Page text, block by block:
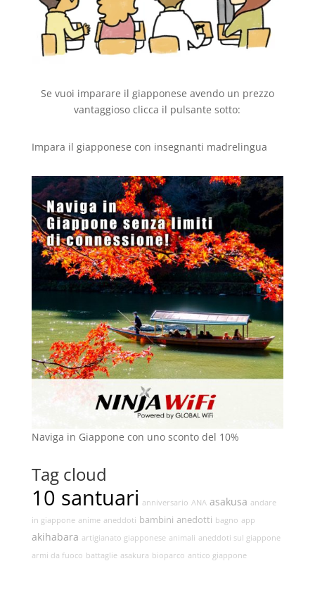
Se vuoi imparare il giapponese avendo un prezzo
vantaggioso clicca il pulsante sotto:
Impara il giapponese con insegnanti madrelingua
Naviga in Giappone con uno sconto del 10%
Tag cloud
10 santuari anniversario ANA asakusa andare
in giappone anime aneddoti bambini anedotti bagno app
akihabara artigianato giapponese animali aneddoti sul giappone
armi da fuoco battaglie asakura bioparco antico giappone